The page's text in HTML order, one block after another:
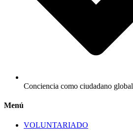
Conciencia como ciudadano global
Menú
VOLUNTARIADO